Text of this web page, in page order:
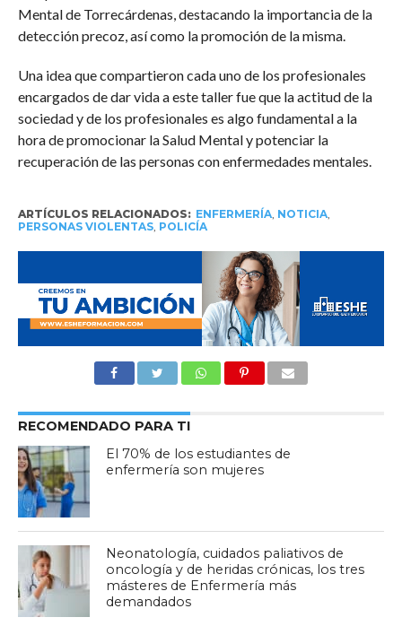
Mental de Torrecárdenas, destacando la importancia de la
detección precoz, así como la promoción de la misma.
Una idea que compartieron cada uno de los profesionales
encargados de dar vida a este taller fue que la actitud de la
sociedad y de los profesionales es algo fundamental a la
hora de promocionar la Salud Mental y potenciar la
recuperación de las personas con enfermedades mentales.
ARTÍCULOS RELACIONADOS: ENFERMERÍA, NOTICIA,
PERSONAS VIOLENTAS, POLICÍA
RECOMENDADO PARA TI
El 70% de los estudiantes de
enfermería son mujeres
Neonatología, cuidados paliativos de
oncología y de heridas crónicas, los tres
másteres de Enfermería más
demandados